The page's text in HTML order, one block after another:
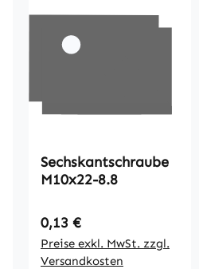
Sechskantschraube
M10x22-8.8
Regulärer Preis:
0,13 €
Preise exkl. MwSt. zzgl.
Versandkosten